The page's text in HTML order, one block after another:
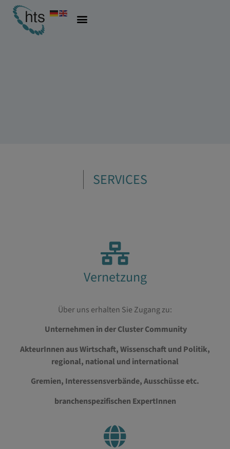
SERVICES
Vernetzung
Über uns erhalten Sie Zugang zu:
Unternehmen in der Cluster Community
AkteurInnen aus Wirtschaft, Wissenschaft und Politik,
regional, national und international
Gremien, Interessensverbände, Ausschüsse etc.
branchenspezifischen ExpertInnen